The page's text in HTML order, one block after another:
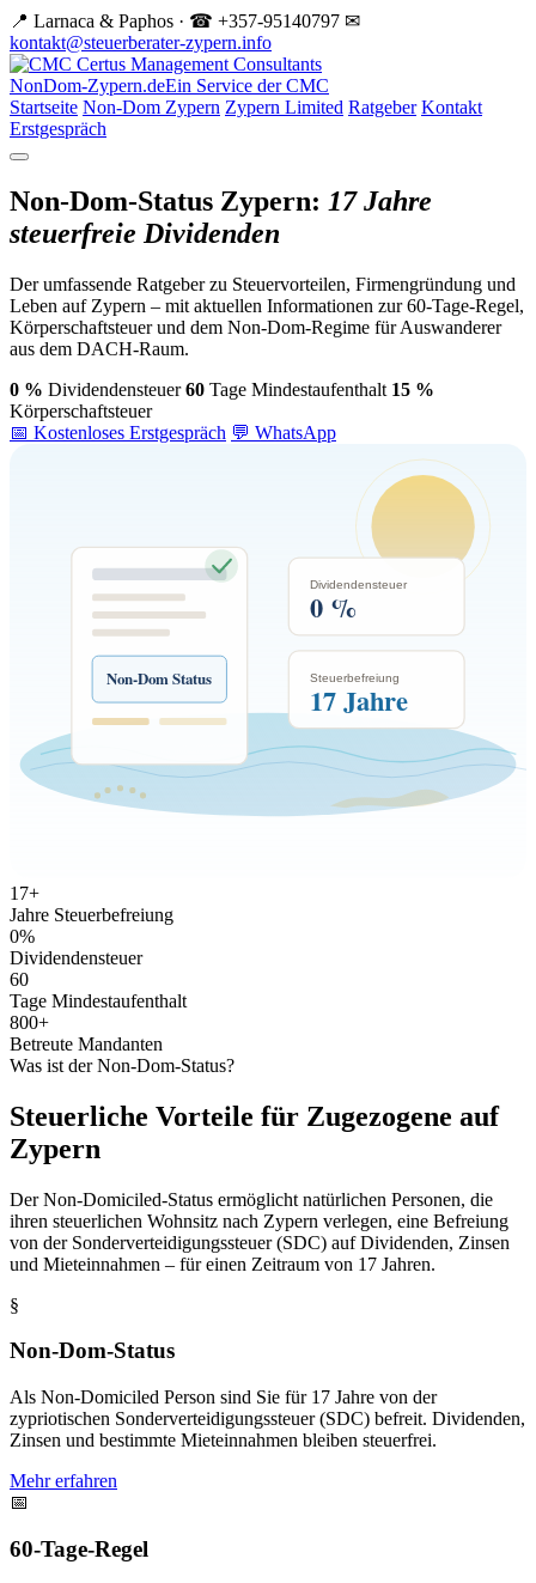
📍 Larnaca & Paphos · ☎ +357-95140797 ✉
kontakt@steuerberater-zypern.info
NonDom-Zypern.deEin Service der CMC
Startseite Non-Dom Zypern Zypern Limited Ratgeber Kontakt
Erstgespräch
Non-Dom-Status Zypern: 17 Jahre
steuerfreie Dividenden
Der umfassende Ratgeber zu Steuervorteilen, Firmengründung und
Leben auf Zypern – mit aktuellen Informationen zur 60-Tage-Regel,
Körperschaftsteuer und dem Non-Dom-Regime für Auswanderer
aus dem DACH-Raum.
0 % Dividendensteuer 60 Tage Mindestaufenthalt 15 %
Körperschaftsteuer
📅 Kostenloses Erstgespräch 💬 WhatsApp
Non-Dom Status
Dividendensteuer
0 %
Steuerbefreiung
17 Jahre
17+
Jahre Steuerbefreiung
0%
Dividendensteuer
60
Tage Mindestaufenthalt
800+
Betreute Mandanten
Was ist der Non-Dom-Status?
Steuerliche Vorteile für Zugezogene auf
Zypern
Der Non-Domiciled-Status ermöglicht natürlichen Personen, die
ihren steuerlichen Wohnsitz nach Zypern verlegen, eine Befreiung
von der Sonderverteidigungssteuer (SDC) auf Dividenden, Zinsen
und Mieteinnahmen – für einen Zeitraum von 17 Jahren.
§
Non-Dom-Status
Als Non-Domiciled Person sind Sie für 17 Jahre von der
zypriotischen Sonderverteidigungssteuer (SDC) befreit. Dividenden,
Zinsen und bestimmte Mieteinnahmen bleiben steuerfrei.
Mehr erfahren
📅
60-Tage-Regel